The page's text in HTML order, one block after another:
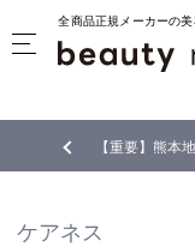
全商品正規メーカーの
【重要】熊本
ケアネス